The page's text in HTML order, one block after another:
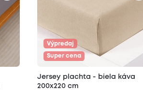
Výpredaj
Super cena
Jersey plachta - biela káva
200x220 cm